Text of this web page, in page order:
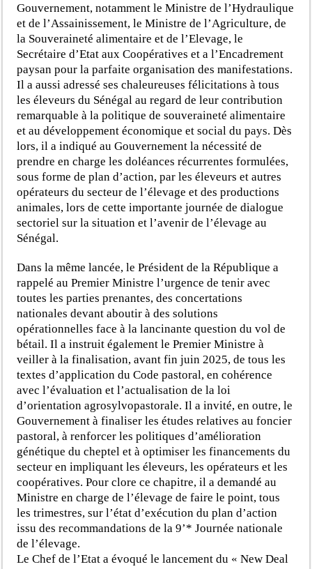
Gouvernement, notamment le Ministre de l’Hydraulique
et de l’Assainissement, le Ministre de l’Agriculture, de
la Souveraineté alimentaire et de l’Elevage, le
Secrétaire d’Etat aux Coopératives et a l’Encadrement
paysan pour la parfaite organisation des manifestations.
Il a aussi adressé ses chaleureuses félicitations à tous
les éleveurs du Sénégal au regard de leur contribution
remarquable à la politique de souveraineté alimentaire
et au développement économique et social du pays. Dès
lors, il a indiqué au Gouvernement la nécessité de
prendre en charge les doléances récurrentes formulées,
sous forme de plan d’action, par les éleveurs et autres
opérateurs du secteur de l’élevage et des productions
animales, lors de cette importante journée de dialogue
sectoriel sur la situation et l’avenir de l’élevage au
Sénégal.
Dans la même lancée, le Président de la République a
rappelé au Premier Ministre l’urgence de tenir avec
toutes les parties prenantes, des concertations
nationales devant aboutir à des solutions
opérationnelles face à la lancinante question du vol de
bétail. Il a instruit également le Premier Ministre à
veiller à la finalisation, avant fin juin 2025, de tous les
textes d’application du Code pastoral, en cohérence
avec l’évaluation et l’actualisation de la loi
d’orientation agrosylvopastorale. Il a invité, en outre, le
Gouvernement à finaliser les études relatives au foncier
pastoral, à renforcer les politiques d’amélioration
génétique du cheptel et à optimiser les financements du
secteur en impliquant les éleveurs, les opérateurs et les
coopératives. Pour clore ce chapitre, il a demandé au
Ministre en charge de l’élevage de faire le point, tous
les trimestres, sur l’état d’exécution du plan d’action
issu des recommandations de la 9’* Journée nationale
de l’élevage.
Le Chef de l’Etat a évoqué le lancement du « New Deal